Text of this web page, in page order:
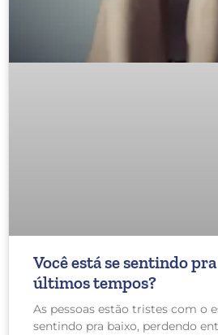
Você está se sentindo
últimos tempos?
As pessoas estão tristes com o
sentindo pra baixo, perdendo